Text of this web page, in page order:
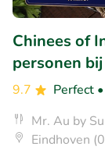
Chinees of
personen
9.7 Perfect
Mr. Au by
Eindhoven